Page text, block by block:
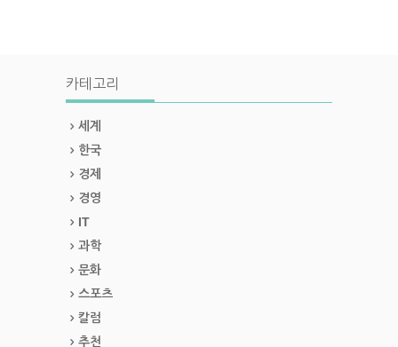
카테고리
세계
한국
경제
경영
IT
과학
문화
스포츠
칼럼
추천